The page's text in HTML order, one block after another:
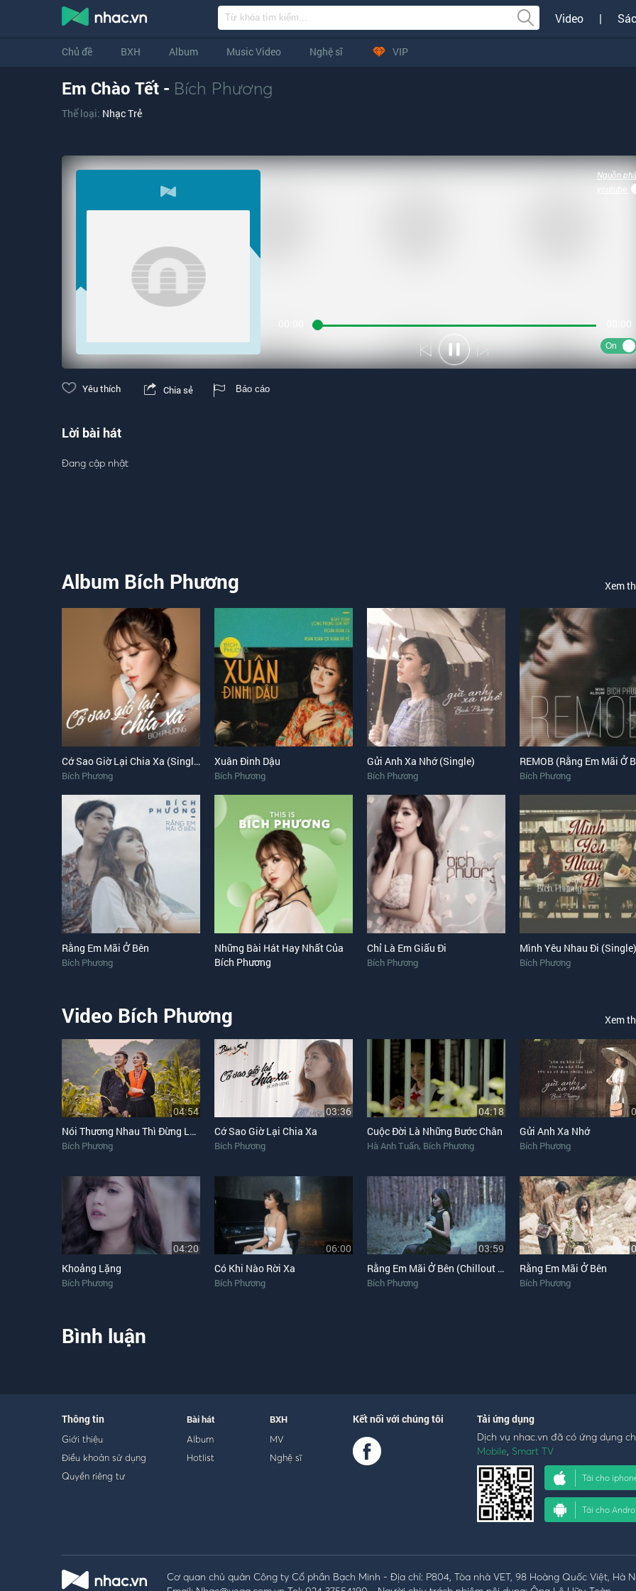
Video |
Chủ đề BXH Album Music Video Nghệ sĩ VIP
Em Chào Tết - Bích Phương
Thể loại: Nhạc Trẻ
Nguồn
On
Yêu thích Chia sẻ Báo cáo
Lời bài hát
Đang cập nhật
Album Bích Phương Xem
Cớ Sao Giờ Lại Chia Xa (Single)
Bích Phương
Xuân Đinh Dậu
Bích Phương
Gửi Anh Xa Nhớ (Single)
Bích Phương
REMOB (Rằng Em Mãi Ở
Bích Phương
Rằng Em Mãi Ở Bên
Bích Phương
Những Bài Hát Hay Nhất Của
Bích Phương
Chỉ Là Em Giấu Đi
Bích Phương
Mình Yêu Nhau Đi (Single)
Bích Phương
Video Bích Phương Xem
04:54
Nói Thương Nhau Thì Đừng Làm Trái Tim Em Đau
Bích Phương
03:36
Cớ Sao Giờ Lại Chia Xa
Bích Phương
04:18
Cuộc Đời Là Những Bước Chân
Hà Anh Tuấn, Bích Phương
Gửi Anh Xa Nhớ
Bích Phương
04:20
Khoảng Lặng
Bích Phương
06:00
Có Khi Nào Rời Xa
Bích Phương
03:59
Rằng Em Mãi Ở Bên (Chillout Version)
Bích Phương
Rằng Em Mãi Ở Bên
Bích Phương
Bình luận
Thông tin
Giới thiệu
Điều khoản sử dụng
Quyền riêng tư
Bài hát
Album
Hotlist
BXH
MV
Nghệ sĩ
Kết nối với chúng tôi Tải ứng dụng
Dịch vụ nhac.vn đã có ứng dụng
Mobile, Smart TV
Tải cho
Tải cho
Cơ quan chủ quản Công ty Cổ phần Bạch Minh - Địa chỉ: P804, Tòa nhà VET, 98 Hoàng Quốc Việt, Hà